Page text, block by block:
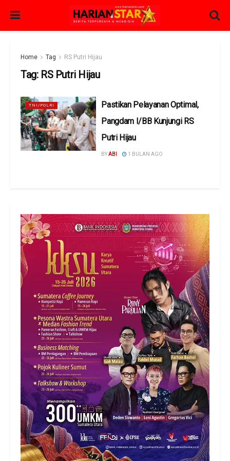
Home Tag RS Putri Hijau
Tag: RS Putri Hijau
TNI/POLRI
Pastikan Pelayanan Optimal,
Pangdam I/BB Kunjungi RS
Putri Hijau
BYABI 1 BULAN AGO